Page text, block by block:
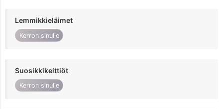
Lemmikkieläimet
Kerron sinulle
Suosikkikeittiöt
Kerron sinulle